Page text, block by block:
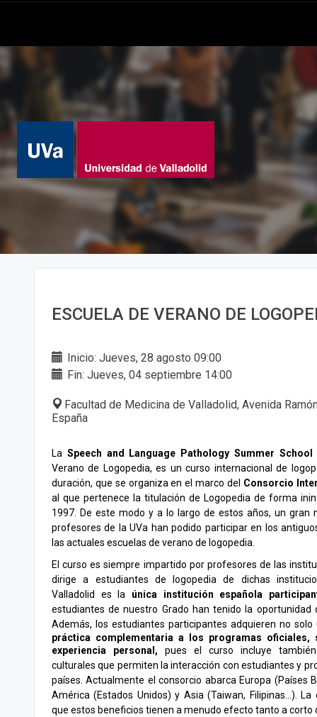
ESCUELA DE VERANO DE
Inicio: Jueves, 28 agosto 09:00
Fin: Jueves, 04 septiembre 14:00
Facultad de Medicina de Valladolid, Avenida
España
La Speech and Language Pathology Summer
Verano de Logopedia, es un curso internacional de
duración, que se organiza en el marco del Consorcio
al que pertenece la titulación de Logopedia de forma
1997. De este modo y a lo largo de estos años, un gran
profesores de la UVa han podido participar en los
las actuales escuelas de verano de logopedia.
El curso es siempre impartido por profesores de las
dirige a estudiantes de logopedia de dichas
Valladolid es la única institución española
estudiantes de nuestro Grado han tenido la oportunidad
Además, los estudiantes participantes adquieren no
práctica complementaria a los programas oficiales,
experiencia personal, pues el curso incluye
culturales que permiten la interacción con estudiantes y
países. Actualmente el consorcio abarca Europa (Países
América (Estados Unidos) y Asia (Taiwan, Filipinas…).
que estos beneficios tienen a menudo efecto tanto a corto